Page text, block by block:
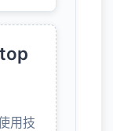
用技